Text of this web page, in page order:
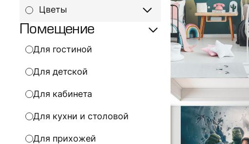
Помещение
Для гостиной
Для детской
Для кабинета
Для кухни и столовой
Для прихожей
Цветы